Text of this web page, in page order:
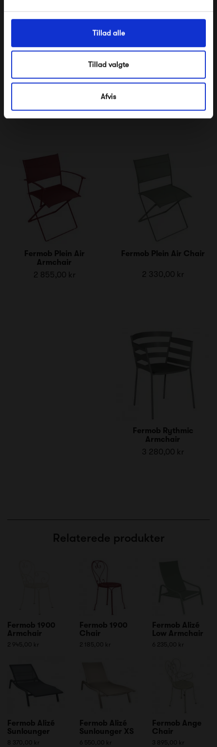
Tillad alle
Tillad valgte
Afvis
Fermob Oléron Armchair Fermob Oléron Chair
Fermob Plein Air
Armchair
2 855,00 kr
Fermob Plein Air Chair
2 330,00 kr
Fermob Rythmic
Armchair
3 280,00 kr
Relaterede produkter
Fermob 1900
Armchair
2 945,00 kr
Fermob 1900
Chair
2 185,00 kr
Fermob Alizé
Low Armchair
6 235,00 kr
Fermob Alizé
Sunlounger
8 370,00 kr
Fermob Alizé
Sunlounger XS
6 550,00 kr
Fermob Ange
Chair
3 895,00 kr